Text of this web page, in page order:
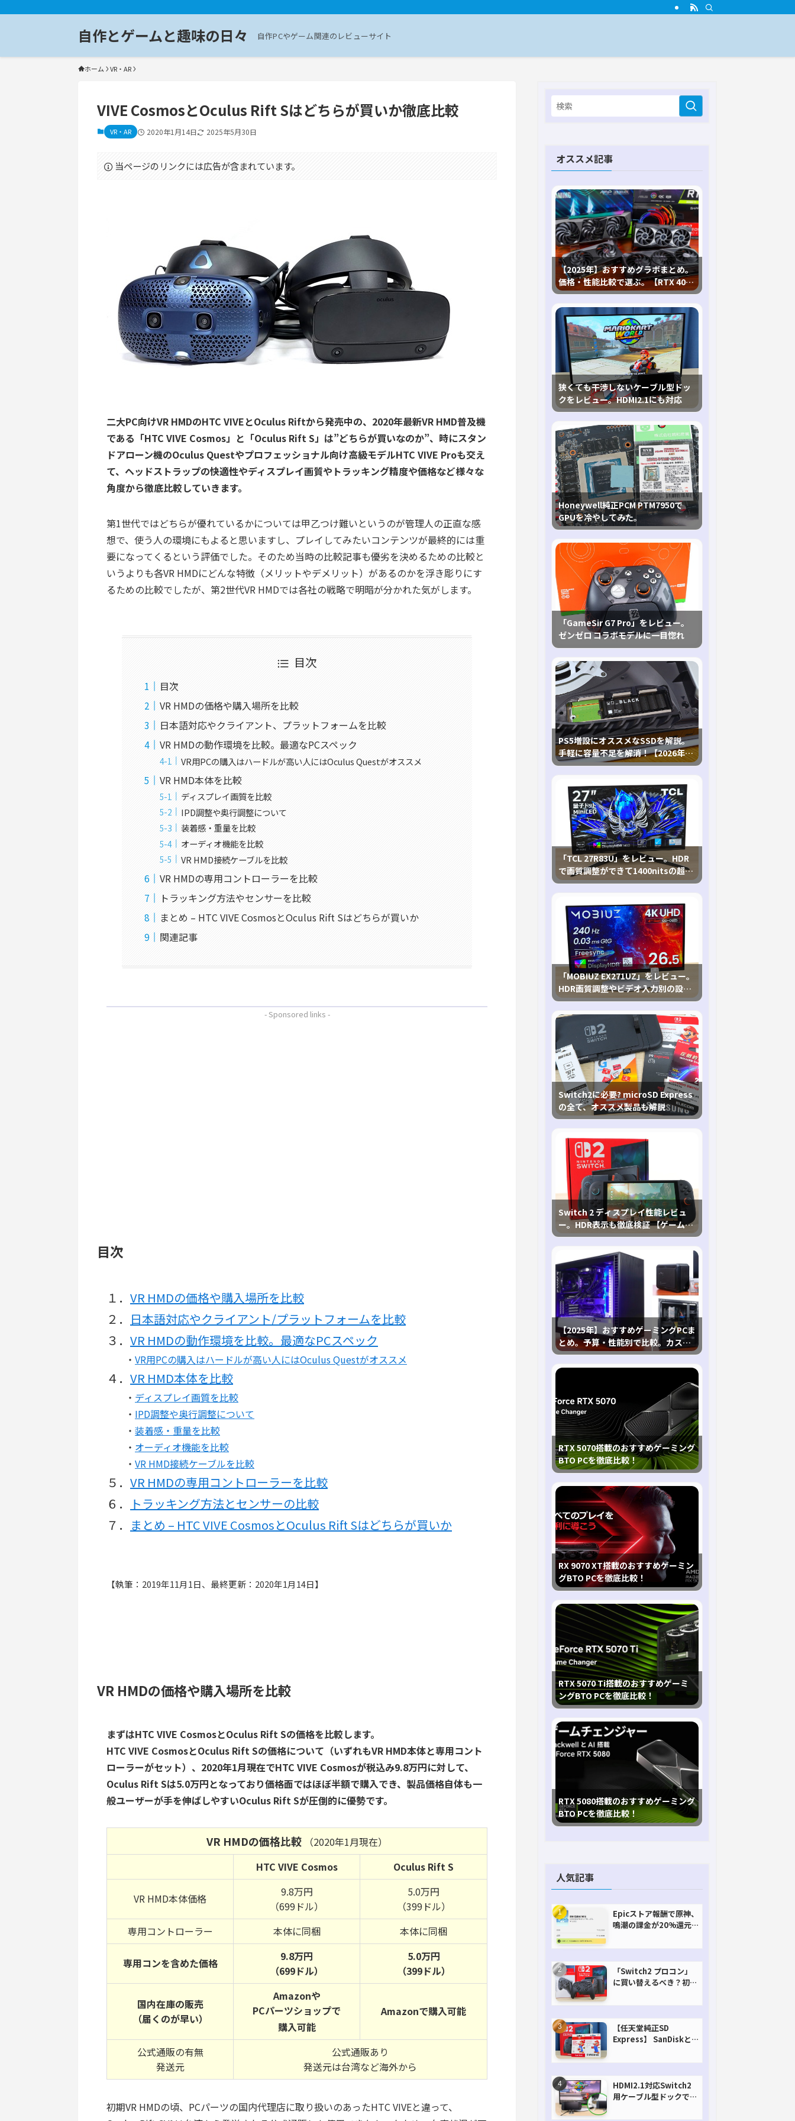
自作とゲームと趣味の日々 自作PCやゲーム関連のレビューサイト
ホーム VR・AR
VIVE CosmosとOculus Rift Sはどちらが買いか徹底比較
VR・AR 2020年1月14日 2025年5月30日
当ページのリンクには広告が含まれています。
二大PC向けVR HMDのHTC VIVEとOculus Riftから発売中の、2020年最新VR HMD普及機
である「HTC VIVE Cosmos」と「Oculus Rift S」は”どちらが買いなのか”、時にスタン
ドアローン機のOculus Questやプロフェッショナル向け高級モデルHTC VIVE Proも交え
て、ヘッドストラップの快適性やディスプレイ画質やトラッキング精度や価格など様々な
角度から徹底比較していきます。
第1世代ではどちらが優れているかについては甲乙つけ難いというのが管理人の正直な感
想で、使う人の環境にもよると思いますし、プレイしてみたいコンテンツが最終的には重
要になってくるという評価でした。そのため当時の比較記事も優劣を決めるための比較と
いうよりも各VR HMDにどんな特徴（メリットやデメリット）があるのかを浮き彫りにす
るための比較でしたが、第2世代VR HMDでは各社の戦略で明暗が分かれた気がします。
目次
目次
VR HMDの価格や購入場所を比較
日本語対応やクライアント、プラットフォームを比較
VR HMDの動作環境を比較。最適なPCスペック
VR用PCの購入はハードルが高い人にはOculus Questがオススメ
VR HMD本体を比較
ディスプレイ画質を比較
IPD調整や奥行調整について
装着感・重量を比較
オーディオ機能を比較
VR HMD接続ケーブルを比較
VR HMDの専用コントローラーを比較
トラッキング方法やセンサーを比較
まとめ – HTC VIVE CosmosとOculus Rift Sはどちらが買いか
関連記事
- Sponsored links -
目次
１． VR HMDの価格や購入場所を比較
２． 日本語対応やクライアント/プラットフォームを比較
３． VR HMDの動作環境を比較。最適なPCスペック
・ VR用PCの購入はハードルが高い人にはOculus Questがオススメ
４． VR HMD本体を比較
・ ディスプレイ画質を比較
・ IPD調整や奥行調整について
・ 装着感・重量を比較
・ オーディオ機能を比較
・ VR HMD接続ケーブルを比較
５． VR HMDの専用コントローラーを比較
６．
トラッキング方法とセンサーの比較
７． まとめ – HTC VIVE CosmosとOculus Rift Sはどちらが買いか
【執筆：2019年11月1日、最終更新：2020年1月14日】
VR HMDの価格や購入場所を比較
まずはHTC VIVE CosmosとOculus Rift Sの価格を比較します。
HTC VIVE CosmosとOculus Rift Sの価格について（いずれもVR HMD本体と専用コント
ローラーがセット）、2020年1月現在でHTC VIVE Cosmosが税込み9.8万円に対して、
Oculus Rift Sは5.0万円となっており価格面ではほぼ半額で購入でき、製品価格自体も一
般ユーザーが手を伸ばしやすいOculus Rift Sが圧倒的に優勢です。
VR HMDの価格比較
（2020年1月現在）
HTC VIVE Cosmos
Oculus Rift S
VR HMD本体価格
9.8万円
（699ドル）
5.0万円
（399ドル）
専用コントローラー
本体に同梱 本体に同梱
専用コンを含めた価格
9.8万円
（699ドル）
5.0万円
（399ドル）
国内在庫の販売
（届くのが早い）
Amazonや
PCパーツショップで
購入可能
Amazonで購入可能
公式通販の有無
発送元
公式通販あり
発送元は台湾など海外から
初期VR HMDの頃、PCパーツの国内代理店に取り扱いのあったHTC VIVEと違って、
オススメ記事
【2025年】おすすめグラボまとめ。
価格・性能比較で選ぶ。【RTX 40,
RX 7000各種に対応】
狭くても干渉しないケーブル型ドッ
クをレビュー。HDMI2.1にも対応
Honeywell純正PCM PTM7950で
GPUを冷やしてみた。
「GameSir G7 Pro」をレビュー。
ゼンゼロ コラボモデルに一目惚れ
PS5増設にオススメなSSDを解説。
手軽に容量不足を解消！【2026年最
新、PS5 Proにも対応】
「TCL 27R83U」をレビュー。HDR
で画質調整ができて1400nitsの超高
輝度も発揮！
「MOBIUZ EX271UZ」をレビュー。
HDR画質調整やビデオ入力別の設定
が可能な4K有機ELゲーミングモニタ
を徹底検証
Switch2に必要? microSD Express
の全て、オススメ製品も解説
Switch 2 ディスプレイ性能レビュ
ー。HDR表示も徹底検証 【ゲームに
おけるHDRの未来を切り開く1台！】
【2025年】おすすめゲーミングPCま
とめ。予算・性能別で比較。カスタ
マイズ指南も
RTX 5070搭載のおすすめゲーミング
BTO PCを徹底比較！
RX 9070 XT搭載のおすすめゲーミン
グBTO PCを徹底比較！
RTX 5070 Ti搭載のおすすめゲーミ
ングBTO PCを徹底比較！
RTX 5080搭載のおすすめゲーミング
BTO PCを徹底比較！
人気記事
Epicストア報酬で原神、
鳴潮の課金が20%還元
「Switch2 プロコン」
に買い替えるべき？初代
【任天堂純正SD
Express】 SanDiskと
HDMI2.1対応Switch2
用ケーブル型ドックで省